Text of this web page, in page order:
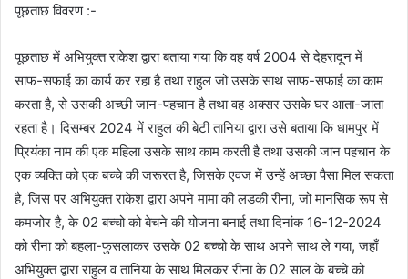
पूछताछ विवरण :-
पूछताछ में अभियुक्त राकेश द्वारा बताया गया कि वह वर्ष 2004 से देहरादून में
साफ-सफाई का कार्य कर रहा है तथा राहुल जो उसके साथ साफ-सफाई का काम
करता है, से उसकी अच्छी जान-पहचान है तथा वह अक्सर उसके घर आता-जाता
रहता है। दिसम्बर 2024 में राहुल की बेटी तानिया द्वारा उसे बताया कि धामपुर में
प्रियंका नाम की एक महिला उसके साथ काम करती है तथा उसकी जान पहचान के
एक व्यक्ति को एक बच्चे की जरूरत है, जिसके एवज में उन्हें अच्छा पैसा मिल सकता
है, जिस पर अभियुक्त राकेश द्वारा अपने मामा की लडकी रीना, जो मानसिक रूप से
कमजोर है, के 02 बच्चो को बेचने की योजना बनाई तथा दिनांक 16-12-2024
को रीना को बहला-फुसलाकर उसके 02 बच्चो के साथ अपने साथ ले गया, जहाँ
अभियुक्त द्वारा राहुल व तानिया के साथ मिलकर रीना के 02 साल के बच्चे को